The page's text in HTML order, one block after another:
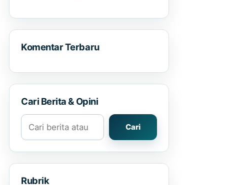
Komentar Terbaru
Cari Berita & Opini
Cari berita atau opini
Cari
Rubrik